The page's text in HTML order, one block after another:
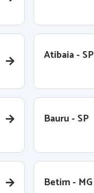
Atibaia - SP
Bauru - SP
Betim - MG